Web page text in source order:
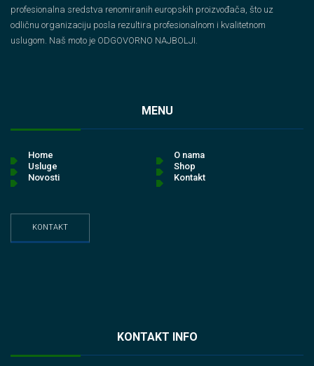
profesionalna sredstva renomiranih europskih proizvođača, što uz
odličnu organizaciju posla rezultira profesionalnom i kvalitetnom
uslugom. Naš moto je ODGOVORNO NAJBOLJI.
MENU
Home
O nama
Usluge
Shop
Novosti
Kontakt
KONTAKT
KONTAKT INFO